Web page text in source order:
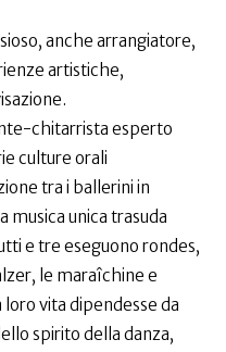
anche arrangiatore,
artistiche,
chitarrista esperto
culture orali
tra i ballerini in
musica unica trasuda
e tre eseguono rondes,
le maraîchine e
vita dipendesse da
spirito della danza,